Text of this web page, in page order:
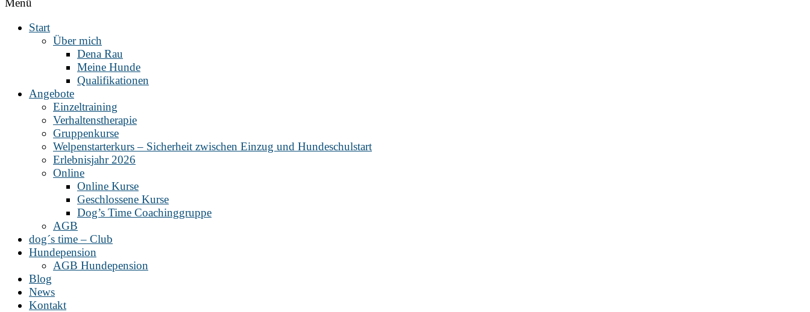
Menü
Start
Über mich
Dena Rau
Meine Hunde
Qualifikationen
Angebote
Einzeltraining
Verhaltenstherapie
Gruppenkurse
Welpenstarterkurs – Sicherheit zwischen Einzug und Hundeschulstart
Erlebnisjahr 2026
Online
Online Kurse
Geschlossene Kurse
Dog’s Time Coachinggruppe
AGB
dog´s time – Club
Hundepension
AGB Hundepension
Blog
News
Kontakt